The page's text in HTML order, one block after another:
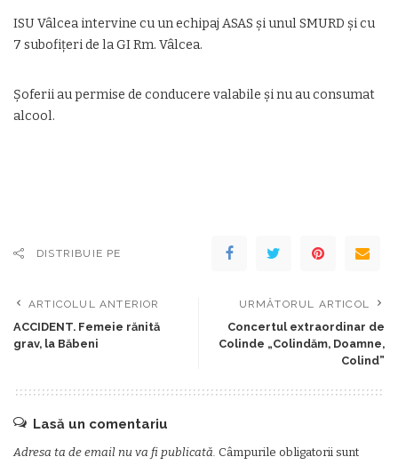
ISU Vâlcea intervine cu un echipaj ASAS și unul SMURD și cu
7 subofițeri de la GI Rm. Vâlcea.
Șoferii au permise de conducere valabile și nu au consumat
alcool.
DISTRIBUIE PE
ARTICOLUL ANTERIOR
ACCIDENT. Femeie rănită
grav, la Băbeni
URMĂTORUL ARTICOL
Concertul extraordinar de
Colinde „Colindăm, Doamne,
Colind”
Lasă un comentariu
Adresa ta de email nu va fi publicată. Câmpurile obligatorii sunt